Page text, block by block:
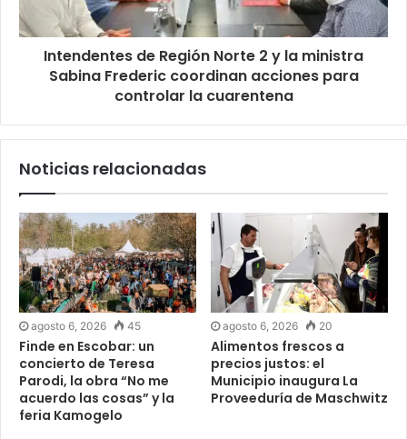
Intendentes de Región Norte 2 y la ministra
Sabina Frederic coordinan acciones para
controlar la cuarentena
Noticias relacionadas
agosto 6, 2026 45
Finde en Escobar: un
concierto de Teresa
Parodi, la obra “No me
acuerdo las cosas” y la
feria Kamogelo
agosto 6, 2026 20
Alimentos frescos a
precios justos: el
Municipio inaugura La
Proveeduría de Maschwitz